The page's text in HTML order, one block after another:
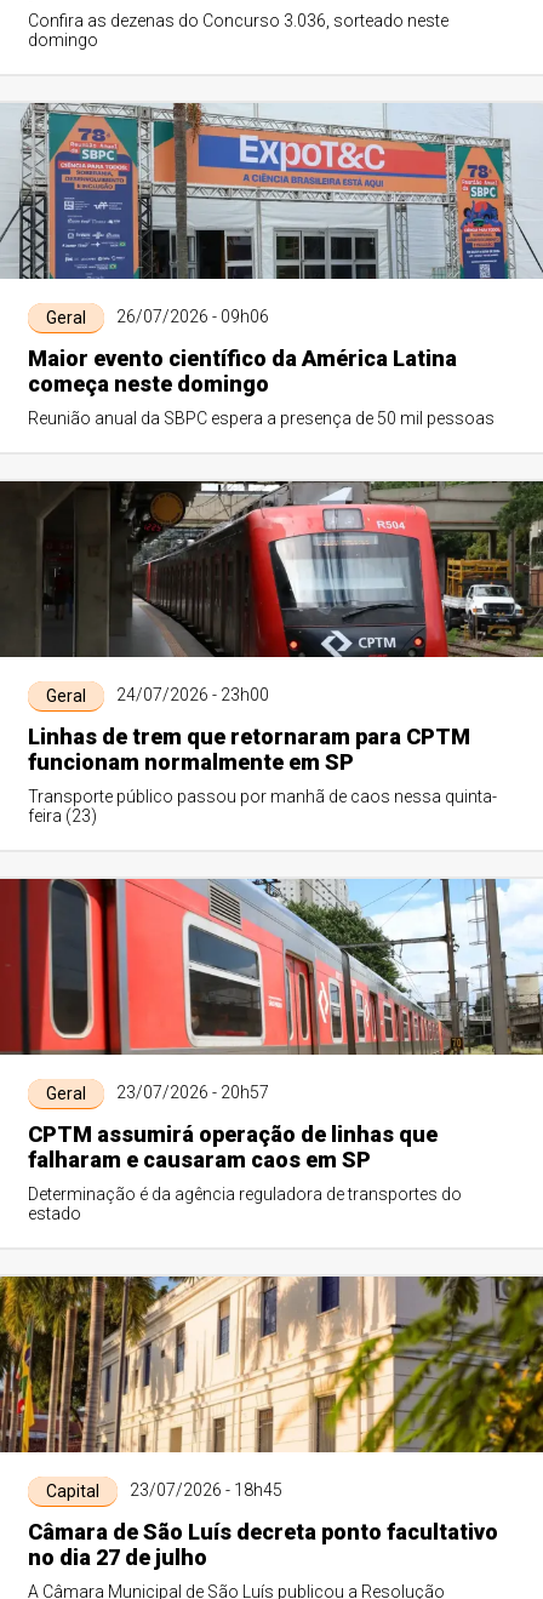
Confira as dezenas do Concurso 3.036, sorteado neste
domingo
Geral 26/07/2026 - 09h06
Maior evento científico da América Latina
começa neste domingo
Reunião anual da SBPC espera a presença de 50 mil pessoas
Geral 24/07/2026 - 23h00
Linhas de trem que retornaram para CPTM
funcionam normalmente em SP
Transporte público passou por manhã de caos nessa quinta-
feira (23)
Geral 23/07/2026 - 20h57
CPTM assumirá operação de linhas que
falharam e causaram caos em SP
Determinação é da agência reguladora de transportes do
estado
Capital 23/07/2026 - 18h45
Câmara de São Luís decreta ponto facultativo
no dia 27 de julho
A Câmara Municipal de São Luís publicou a Resolução